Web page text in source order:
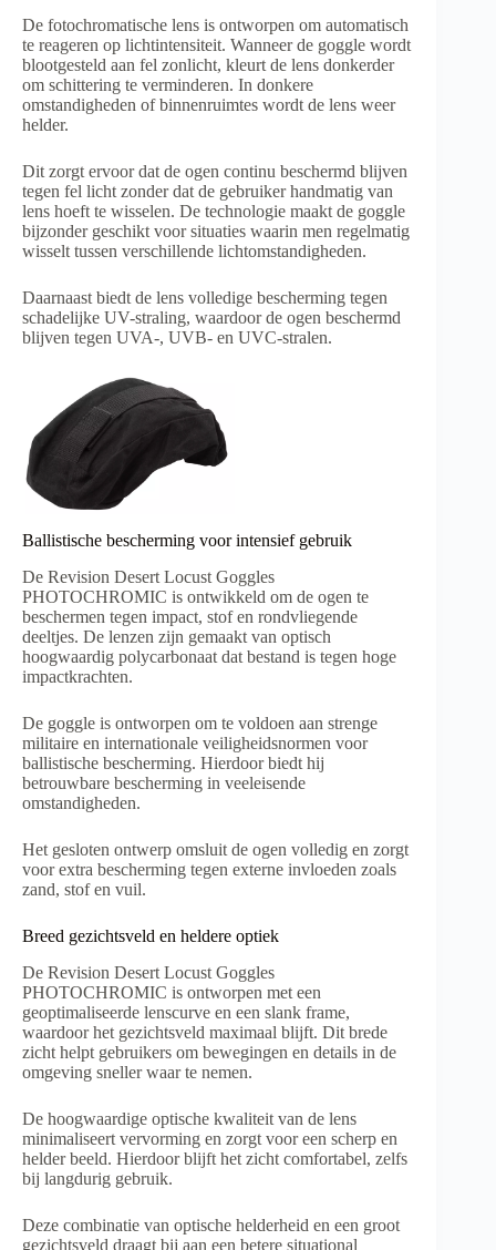
De fotochromatische lens is ontworpen om automatisch
te reageren op lichtintensiteit. Wanneer de goggle wordt
blootgesteld aan fel zonlicht, kleurt de lens donkerder
om schittering te verminderen. In donkere
omstandigheden of binnenruimtes wordt de lens weer
helder.
Dit zorgt ervoor dat de ogen continu beschermd blijven
tegen fel licht zonder dat de gebruiker handmatig van
lens hoeft te wisselen. De technologie maakt de goggle
bijzonder geschikt voor situaties waarin men regelmatig
wisselt tussen verschillende lichtomstandigheden.
Daarnaast biedt de lens volledige bescherming tegen
schadelijke UV-straling, waardoor de ogen beschermd
blijven tegen UVA-, UVB- en UVC-stralen.
Ballistische bescherming voor intensief gebruik
De Revision Desert Locust Goggles
PHOTOCHROMIC is ontwikkeld om de ogen te
beschermen tegen impact, stof en rondvliegende
deeltjes. De lenzen zijn gemaakt van optisch
hoogwaardig polycarbonaat dat bestand is tegen hoge
impactkrachten.
De goggle is ontworpen om te voldoen aan strenge
militaire en internationale veiligheidsnormen voor
ballistische bescherming. Hierdoor biedt hij
betrouwbare bescherming in veeleisende
omstandigheden.
Het gesloten ontwerp omsluit de ogen volledig en zorgt
voor extra bescherming tegen externe invloeden zoals
zand, stof en vuil.
Breed gezichtsveld en heldere optiek
De Revision Desert Locust Goggles
PHOTOCHROMIC is ontworpen met een
geoptimaliseerde lenscurve en een slank frame,
waardoor het gezichtsveld maximaal blijft. Dit brede
zicht helpt gebruikers om bewegingen en details in de
omgeving sneller waar te nemen.
De hoogwaardige optische kwaliteit van de lens
minimaliseert vervorming en zorgt voor een scherp en
helder beeld. Hierdoor blijft het zicht comfortabel, zelfs
bij langdurig gebruik.
Deze combinatie van optische helderheid en een groot
gezichtsveld draagt bij aan een betere situational